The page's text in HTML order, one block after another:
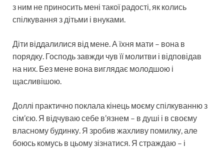
з ним не приносить мені такої радості, як колись
спілкування з дітьми і внуками.
Діти віддалилися від мене. А їхня мати – вона в
порядку. Господь завжди чув її молитви і відповідав
на них. Без мене вона виглядає молодшою і
щасливішою.
Доллі практично поклала кінець моєму спілкуванню з
сім’єю. Я відчуваю себе в’язнем – в душі і в своєму
власному будинку. Я зробив жахливу помилку, але
боюсь комусь в цьому зізнатися. Я страждаю – і